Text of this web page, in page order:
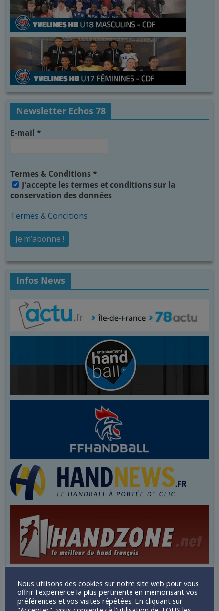
Newsletter Echos 78
E-mail*
Termes & Conditions*
J'accepte les termes et conditions sur la
conservation des données
Termes & Conditions
Infos News
Nous utilisons des cookies sur notre site web pour vous
offrir l'expérience la plus pertinente en mémorisant vos
préférences et vos visites répétées. En cliquant sur